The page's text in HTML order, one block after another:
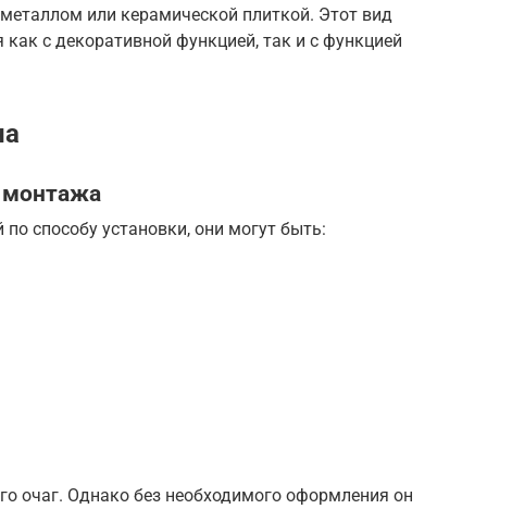
или керамической плиткой. Этот вид
с декоративной функцией, так и с функцией
монтажа
способу установки, они могут быть:
очаг. Однако без необходимого оформления он